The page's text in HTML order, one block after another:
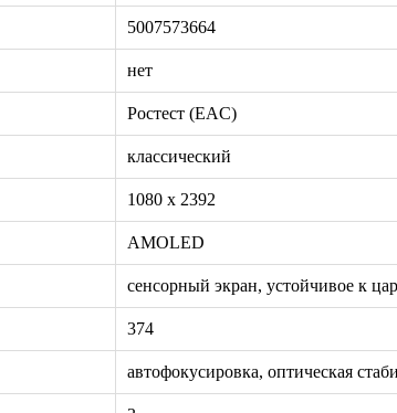
5007573664
нет
Ростест (EAC)
классический
1080 x 2392
AMOLED
сенсорный экран, устойчивое к
374
автофокусировка, оптическая